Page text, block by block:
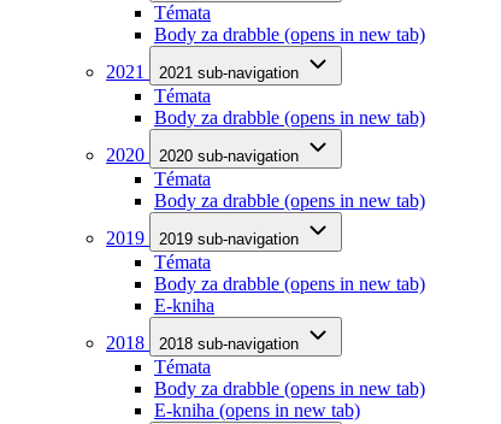
Témata
Body za drabble (opens in new tab)
2021
2021 sub-navigation
Témata
Body za drabble (opens in new tab)
2020
2020 sub-navigation
Témata
Body za drabble (opens in new tab)
2019
2019 sub-navigation
Témata
Body za drabble (opens in new tab)
E-kniha
2018
2018 sub-navigation
Témata
Body za drabble (opens in new tab)
E-kniha (opens in new tab)